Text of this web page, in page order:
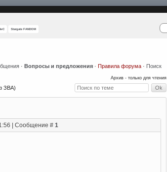
Stargate FANDOM
· Вопросы и предложения · Правила форума · Поиск
Архив - только для чтения
ЗВА)
| Сообщение # 1